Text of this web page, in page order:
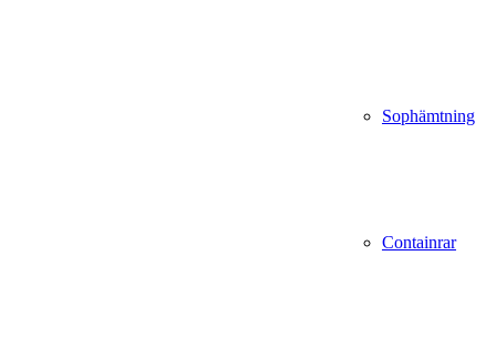
Sophämtning
Containrar